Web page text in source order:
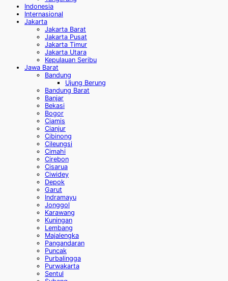
Indonesia
Internasional
Jakarta
Jakarta Barat
Jakarta Pusat
Jakarta Timur
Jakarta Utara
Kepulauan Seribu
Jawa Barat
Bandung
Ujung Berung
Bandung Barat
Banjar
Bekasi
Bogor
Ciamis
Cianjur
Cibinong
Cileungsi
Cimahi
Cirebon
Cisarua
Ciwidey
Depok
Garut
Indramayu
Jonggol
Karawang
Kuningan
Lembang
Majalengka
Pangandaran
Puncak
Purbalingga
Purwakarta
Sentul